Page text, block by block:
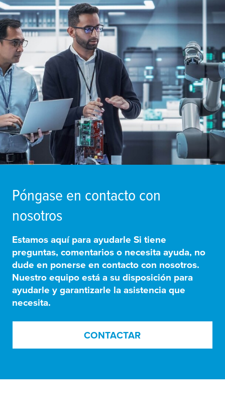
Póngase en contacto con
nosotros
Estamos aquí para ayudarle Si tiene
preguntas, comentarios o necesita ayuda, no
dude en ponerse en contacto con nosotros.
Nuestro equipo está a su disposición para
ayudarle y garantizarle la asistencia que
necesita.
CONTACTAR